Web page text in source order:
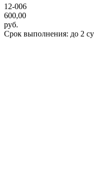
12-006
600,00
руб.
Срок выполнения: до 2